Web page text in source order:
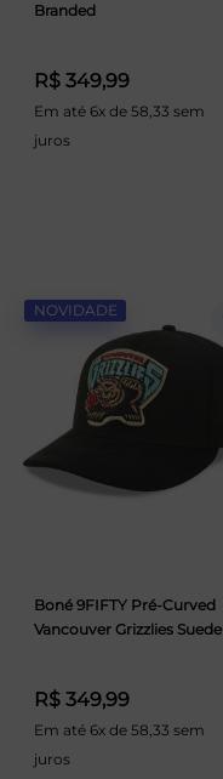
Branded
R$ 349,99
Em até 6x de 58,33 sem
juros
NOVIDADE
Boné 9FIFTY Pré-Curved
Vancouver Grizzlies Suede
R$ 349,99
Em até 6x de 58,33 sem
juros